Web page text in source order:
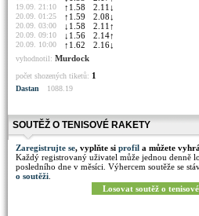
19.09. 21:10 ↑ 1.58 2.11 ↓
20.09. 01:25 ↑ 1.59 2.08 ↓
20.09. 03:00 ↓ 1.58 2.11 ↑
20.09. 09:10 ↓ 1.56 2.14↑
20.09. 10:00 ↑ 1.62 2.16↓
vyhodnotil: Murdock
počet shozených tiketů: 1
Dastan 1088.19
SOUTĚŽ O TENISOVÉ RAKETY
Zaregistrujte se, vyplňte si profil a můžete
Každý registrovaný uživatel může jednou denně
posledního dne v měsíci. Výhercem soutěže se
o soutěži
Losovat soutěž o